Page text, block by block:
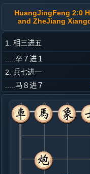
HuangJingFeng 2:0
and ZheJiang
1. 相三进五
.....卒７进１
2. 兵七进一
.....马８进７
3. 马八进七
.....马７进６
4. 车九进一
.....砲２平６
5. 马二进四
.....马２进３